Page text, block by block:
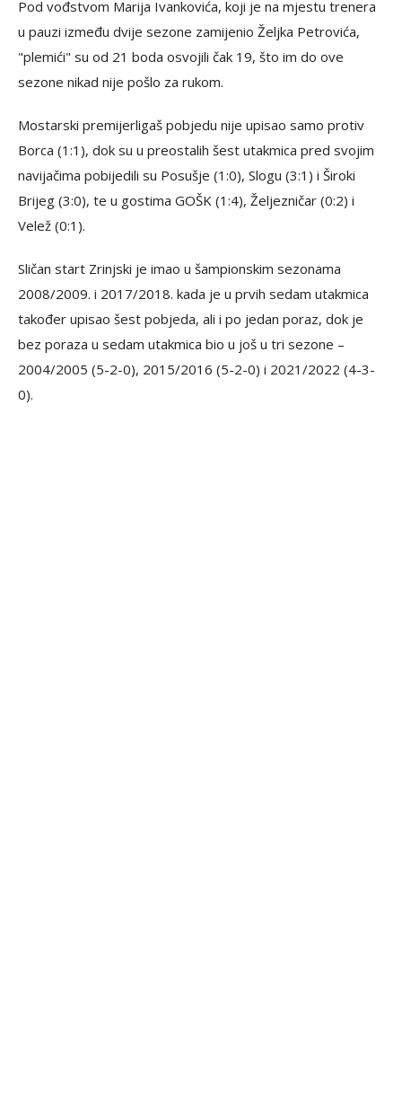
Pod vođstvom Marija Ivankovića, koji je na mjestu trenera
u pauzi između dvije sezone zamijenio Željka Petrovića,
"plemići" su od 21 boda osvojili čak 19, što im do ove
sezone nikad nije pošlo za rukom.
Mostarski premijerligaš pobjedu nije upisao samo protiv
Borca (1:1), dok su u preostalih šest utakmica pred svojim
navijačima pobijedili su Posušje (1:0), Slogu (3:1) i Široki
Brijeg (3:0), te u gostima GOŠK (1:4), Željezničar (0:2) i
Velež (0:1).
Sličan start Zrinjski je imao u šampionskim sezonama
2008/2009. i 2017/2018. kada je u prvih sedam utakmica
također upisao šest pobjeda, ali i po jedan poraz, dok je
bez poraza u sedam utakmica bio u još u tri sezone –
2004/2005 (5-2-0), 2015/2016 (5-2-0) i 2021/2022 (4-3-
0).